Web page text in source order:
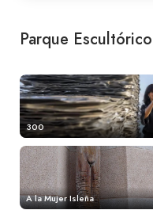
Parque Escultórico
300
A la Mujer Isleña